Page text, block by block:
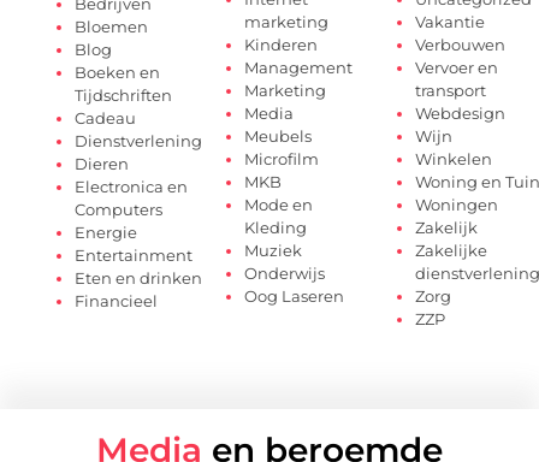
Bloemen
Blog
Boeken en
Tijdschriften
Cadeau
Dienstverlening
Dieren
Electronica en
Computers
Energie
Entertainment
Eten en drinken
Financieel
marketing
Kinderen
Management
Marketing
Media
Meubels
Microfilm
MKB
Mode en
Kleding
Muziek
Onderwijs
Oog Laseren
Vakantie
Verbouwen
Vervoer en
transport
Webdesign
Wijn
Winkelen
Woning en Tuin
Woningen
Zakelijk
Zakelijke
dienstverlening
Zorg
ZZP
Media en beroemde